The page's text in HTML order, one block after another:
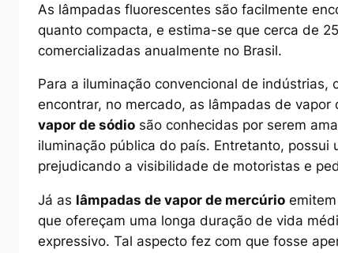
As lâmpadas fluorescentes são facilmente
quanto compacta, e estima-se que cerca de
comercializadas anualmente no Brasil.
Para a iluminação convencional de indústrias,
encontrar, no mercado, as lâmpadas de
vapor de sódio são conhecidas por serem
iluminação pública do país. Entretanto,
prejudicando a visibilidade de motoristas e
Já as lâmpadas de vapor de mercúrio
que ofereçam uma longa duração de vida
expressivo. Tal aspecto fez com que fosse